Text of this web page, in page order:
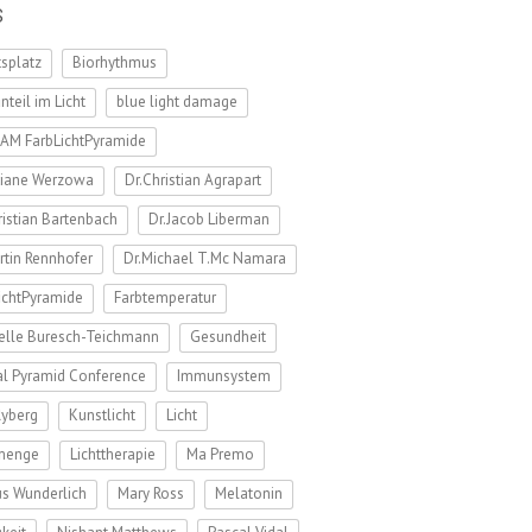
Biorhythmus
im Licht
blue light damage
FarbLichtPyramide
Werzowa
Dr.Christian Agrapart
Bartenbach
Dr.Jacob Liberman
Rennhofer
Dr.Michael T.Mc Namara
Farbtemperatur
Buresch-Teichmann
Gesundheit
Pyramid Conference
Immunsystem
Kunstlicht
Licht
Lichttherapie
Ma Premo
Wunderlich
Mary Ross
Melatonin